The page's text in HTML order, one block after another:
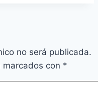
no será publicada.
con *